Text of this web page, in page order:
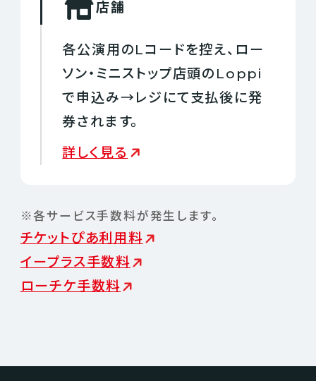
店舗
各公演用のLコードを控え、ロー
ソン・ミニストップ店頭のLoppi
で申込み→レジにて支払後に発
券されます。
詳しく見る
※各サービス手数料が発生します。
チケットぴあ利用料
イープラス手数料
ローチケ手数料